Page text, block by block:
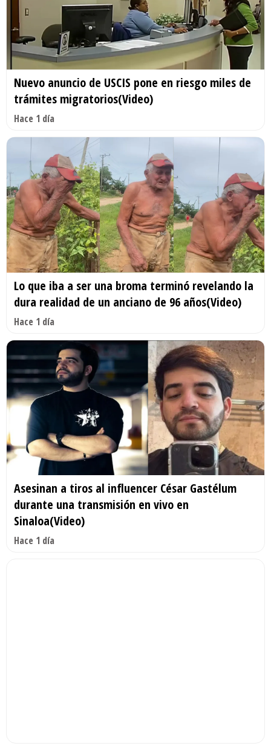
Nuevo anuncio de USCIS pone en riesgo miles de
trámites migratorios(Video)
Hace 1 día
Lo que iba a ser una broma terminó revelando la
dura realidad de un anciano de 96 años(Video)
Hace 1 día
Asesinan a tiros al influencer César Gastélum
durante una transmisión en vivo en
Sinaloa(Video)
Hace 1 día